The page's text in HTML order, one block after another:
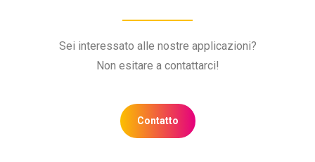
Sei interessato alle nostre applicazioni?
Non esitare a contattarci!
Contatto